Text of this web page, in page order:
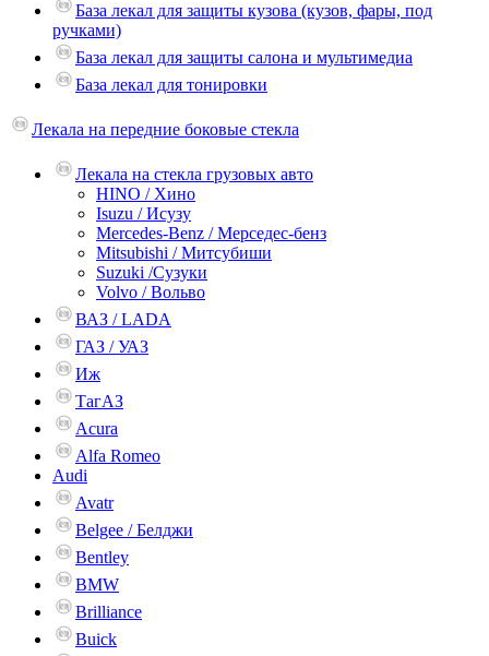
База лекал для защиты кузова (кузов, фары, под
ручками)
База лекал для защиты салона и мультимедиа
База лекал для тонировки
Лекала на передние боковые стекла
Лекала на стекла грузовых авто
HINO / Хино
Isuzu / Исузу
Mercedes-Benz / Мерседес-бенз
Mitsubishi / Митсубиши
Suzuki /Сузуки
Volvo / Вольво
ВАЗ / LADA
ГАЗ / УАЗ
Иж
ТагАЗ
Acura
Alfa Romeo
Audi
Avatr
Belgee / Белджи
Bentley
BMW
Brilliance
Buick